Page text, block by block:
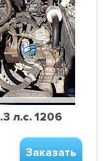
л.с. 1206
Заказать